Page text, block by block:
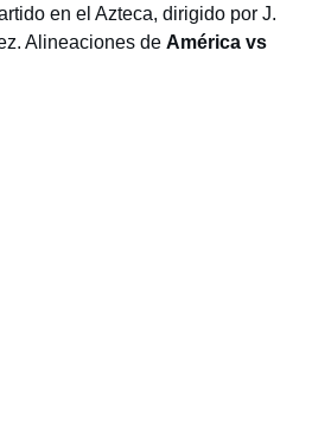
en el Azteca, dirigido por J.
Alineaciones de América vs